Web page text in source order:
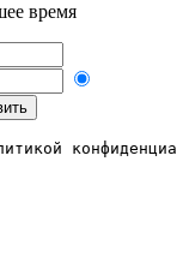
время